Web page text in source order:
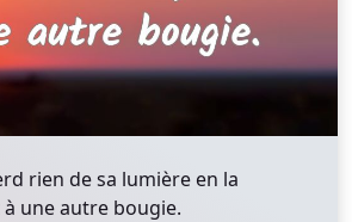
rien de sa lumière en la
une autre bougie.